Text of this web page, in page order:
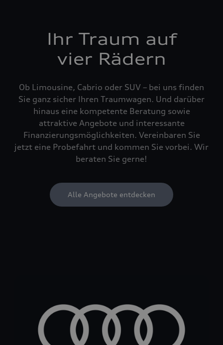
Ihr Traum auf
vier Rädern
Ob Limousine, Cabrio oder SUV – bei uns finden
Sie ganz sicher Ihren Traumwagen. Und darüber
hinaus eine kompetente Beratung sowie
attraktive Angebote und interessante
Finanzierungsmöglichkeiten. Vereinbaren Sie
jetzt eine Probefahrt und kommen Sie vorbei. Wir
beraten Sie gerne!
Alle Angebote entdecken